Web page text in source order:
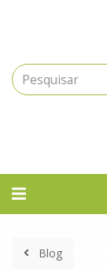
Alternar
Blog